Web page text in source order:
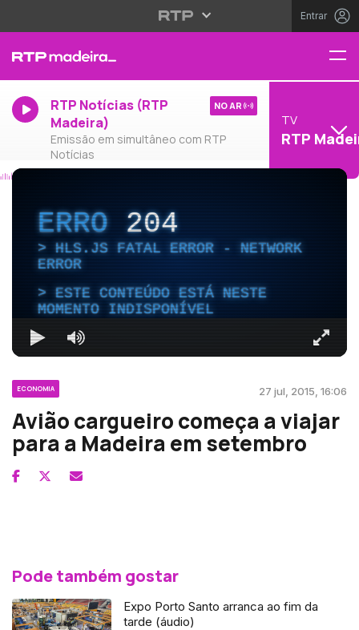
Entrar
RTP Notícias (RTP
Madeira)
Emissão em simultâneo com RTP
Notícias
NO AR
TV
RTP
ERRO204
HLS.JS FATAL ERROR - NETWORK
ERROR
ESTE CONTEÚDO ESTÁ NESTE
MOMENTO INDISPONÍVEL
ECONOMIA 27 jul, 2015, 16:06
Avião cargueiro começa a viajar
para a Madeira em setembro
Pode também gostar
Expo Porto Santo arranca ao fim da
tarde (áudio)